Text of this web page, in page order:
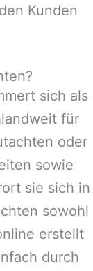
Kunden
sich als
für
oder
sowie
sie sich in
sowohl
erstellt
durch